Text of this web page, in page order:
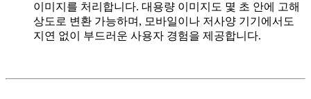
이미지를 처리합니다. 대용량 이미지도 몇 초 안에 고해
상도로 변환 가능하며, 모바일이나 저사양 기기에서도
지연 없이 부드러운 사용자 경험을 제공합니다.